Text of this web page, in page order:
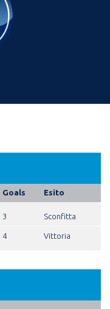
Goals Esito
3 Sconfitta
4 Vittoria